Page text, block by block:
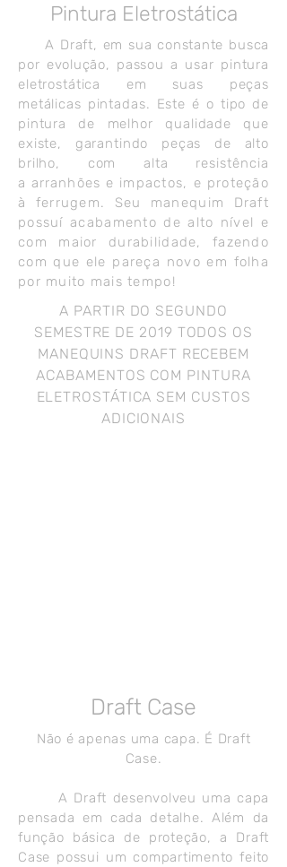
Pintura Eletrostática
A Draft, em sua constante busca
por evolução, passou a usar pintura
eletrostática em suas peças
metálicas pintadas. Este é o tipo de
pintura de melhor qualidade que
existe, garantindo peças de alto
brilho, com alta resistência
a arranhões e impactos, e proteção
à ferrugem. Seu manequim Draft
possuí acabamento de alto nível e
com maior durabilidade, fazendo
com que ele pareça novo em folha
por muito mais tempo!
A PARTIR DO SEGUNDO
SEMESTRE DE 2019 TODOS OS
MANEQUINS DRAFT RECEBEM
ACABAMENTOS COM PINTURA
ELETROSTÁTICA SEM CUSTOS
ADICIONAIS
Draft Case
Não é apenas uma capa. É Draft
Case.
A Draft desenvolveu uma capa
pensada em cada detalhe. Além da
função básica de proteção, a Draft
Case possui um compartimento feito